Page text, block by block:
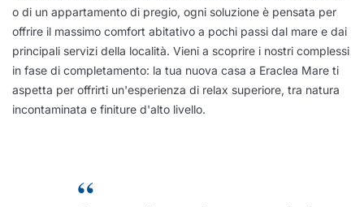
o di un appartamento di pregio, ogni soluzione è pensata per
offrire il massimo comfort abitativo a pochi passi dal mare e dai
principali servizi della località. Vieni a scoprire i nostri complessi
in fase di completamento: la tua nuova casa a Eraclea Mare ti
aspetta per offrirti un'esperienza di relax superiore, tra natura
incontaminata e finiture d'alto livello.